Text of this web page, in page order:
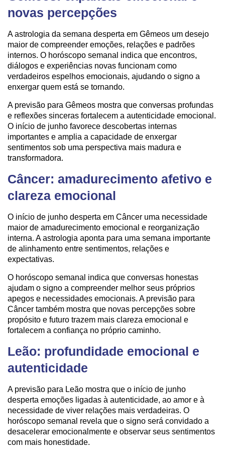
novas percepções
A astrologia da semana desperta em Gêmeos um desejo
maior de compreender emoções, relações e padrões
internos. O horóscopo semanal indica que encontros,
diálogos e experiências novas funcionam como
verdadeiros espelhos emocionais, ajudando o signo a
enxergar quem está se tornando.
A previsão para Gêmeos mostra que conversas profundas
e reflexões sinceras fortalecem a autenticidade emocional.
O início de junho favorece descobertas internas
importantes e amplia a capacidade de enxergar
sentimentos sob uma perspectiva mais madura e
transformadora.
Câncer: amadurecimento afetivo e
clareza emocional
O início de junho desperta em Câncer uma necessidade
maior de amadurecimento emocional e reorganização
interna. A astrologia aponta para uma semana importante
de alinhamento entre sentimentos, relações e
expectativas.
O horóscopo semanal indica que conversas honestas
ajudam o signo a compreender melhor seus próprios
apegos e necessidades emocionais. A previsão para
Câncer também mostra que novas percepções sobre
propósito e futuro trazem mais clareza emocional e
fortalecem a confiança no próprio caminho.
Leão: profundidade emocional e
autenticidade
A previsão para Leão mostra que o início de junho
desperta emoções ligadas à autenticidade, ao amor e à
necessidade de viver relações mais verdadeiras. O
horóscopo semanal revela que o signo será convidado a
desacelerar emocionalmente e observar seus sentimentos
com mais honestidade.